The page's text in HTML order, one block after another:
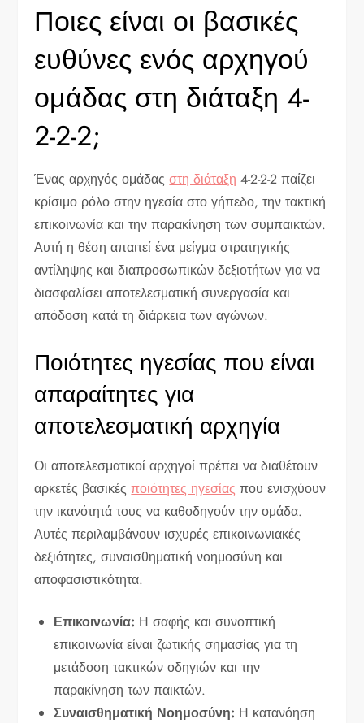
Ποιες είναι οι βασικές
ευθύνες ενός αρχηγού
ομάδας στη διάταξη 4-
2-2-2;
Ένας αρχηγός ομάδαςστη διάταξη 4-2-2-2 παίζει
κρίσιμο ρόλο στην ηγεσία στο γήπεδο, την τακτική
επικοινωνία και την παρακίνηση των συμπαικτών.
Αυτή η θέση απαιτεί ένα μείγμα στρατηγικής
αντίληψης και διαπροσωπικών δεξιοτήτων για να
διασφαλίσει αποτελεσματική συνεργασία και
απόδοση κατά τη διάρκεια των αγώνων.
Ποιότητες ηγεσίας που είναι
απαραίτητες για
αποτελεσματική αρχηγία
Οι αποτελεσματικοί αρχηγοί πρέπει να διαθέτουν
αρκετές βασικέςποιότητες ηγεσίας που ενισχύουν
την ικανότητά τους να καθοδηγούν την ομάδα.
Αυτές περιλαμβάνουν ισχυρές επικοινωνιακές
δεξιότητες, συναισθηματική νοημοσύνη και
αποφασιστικότητα.
Επικοινωνία: Η σαφής και συνοπτική
επικοινωνία είναι ζωτικής σημασίας για τη
μετάδοση τακτικών οδηγιών και την
παρακίνηση των παικτών.
Συναισθηματική Νοημοσύνη: Η κατανόηση